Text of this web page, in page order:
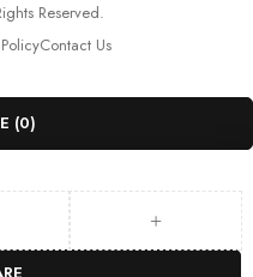
Reserved.
Contact Us
(0)